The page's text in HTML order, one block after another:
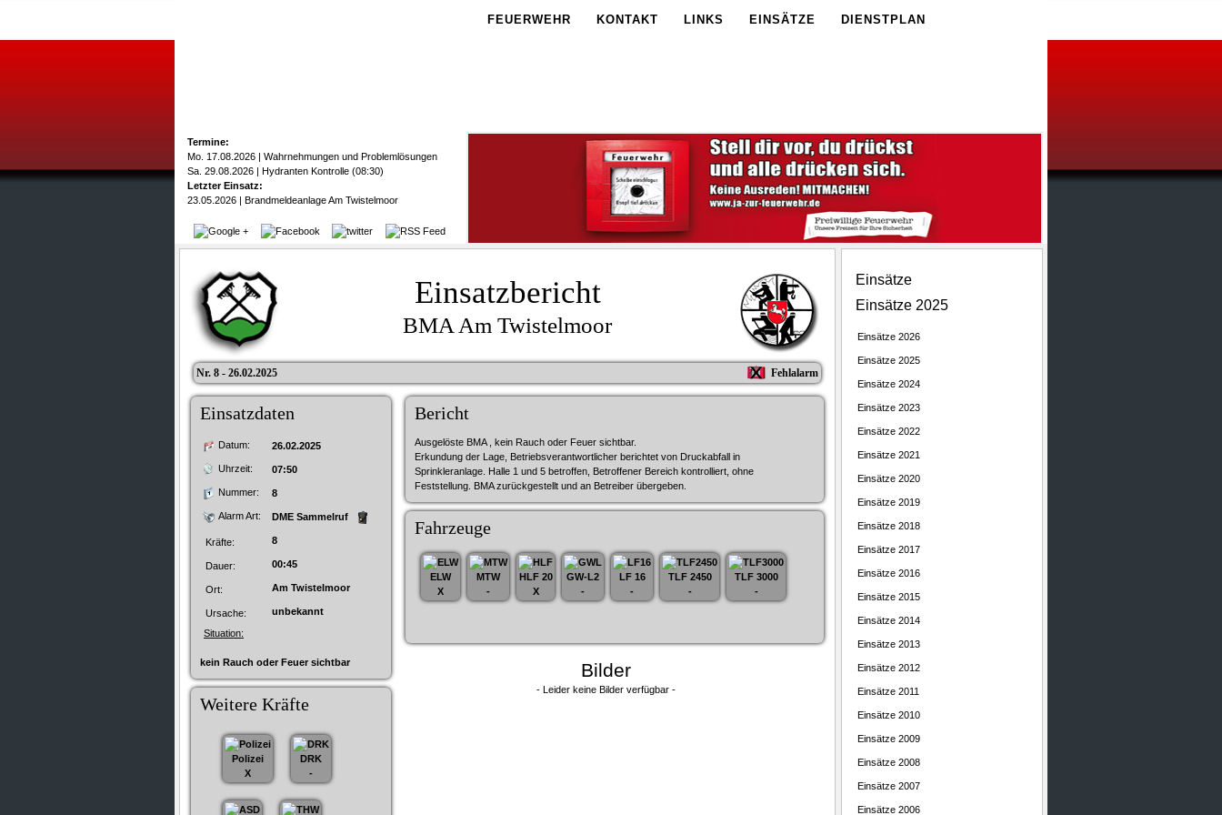
FEUERWEHR KONTAKT LINKS EINSÄTZE DIENSTPLAN
Termine:
Mo. 17.08.2026 | Wahrnehmungen und Problemlösungen
Sa. 29.08.2026 | Hydranten Kontrolle (08:30)
Letzter Einsatz:
23.05.2026 | Brandmeldeanlage Am Twistelmoor
Einsatzbericht
BMA Am Twistelmoor
Nr. 8 - 26.02.2025 Fehlalarm
Einsatzdaten
Datum: 26.02.2025
Uhrzeit: 07:50
Nummer: 8
Alarm Art: DME Sammelruf
Kräfte: 8
Dauer: 00:45
Ort: Am Twistelmoor
Ursache:
unbekannt
Situation:
kein Rauch oder Feuer sichtbar
Weitere Kräfte
Polizei
X
DRK
-
Bericht
Ausgelöste BMA , kein Rauch oder Feuer sichtbar.
Erkundung der Lage, Betriebsverantwortlicher berichtet von Druckabfall in
Sprinkleranlage. Halle 1 und 5 betroffen, Betroffener Bereich kontrolliert, ohne
Feststellung. BMA zurückgestellt und an Betreiber übergeben.
Fahrzeuge
ELW
X
MTW
-
HLF 20
X
GW-L2
-
LF 16
-
TLF 2450
-
TLF 3000
-
Bilder
- Leider keine Bilder verfügbar -
Einsätze
Einsätze 2025
Einsätze 2026
Einsätze 2025
Einsätze 2024
Einsätze 2023
Einsätze 2022
Einsätze 2021
Einsätze 2020
Einsätze 2019
Einsätze 2018
Einsätze 2017
Einsätze 2016
Einsätze 2015
Einsätze 2014
Einsätze 2013
Einsätze 2012
Einsätze 2011
Einsätze 2010
Einsätze 2009
Einsätze 2008
Einsätze 2007
Einsätze 2006